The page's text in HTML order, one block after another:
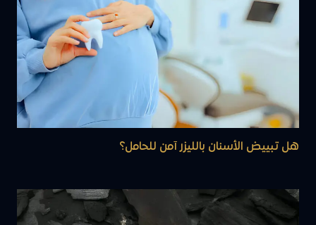
هل تبييض الأسنان بالليزر آمن للحامل؟